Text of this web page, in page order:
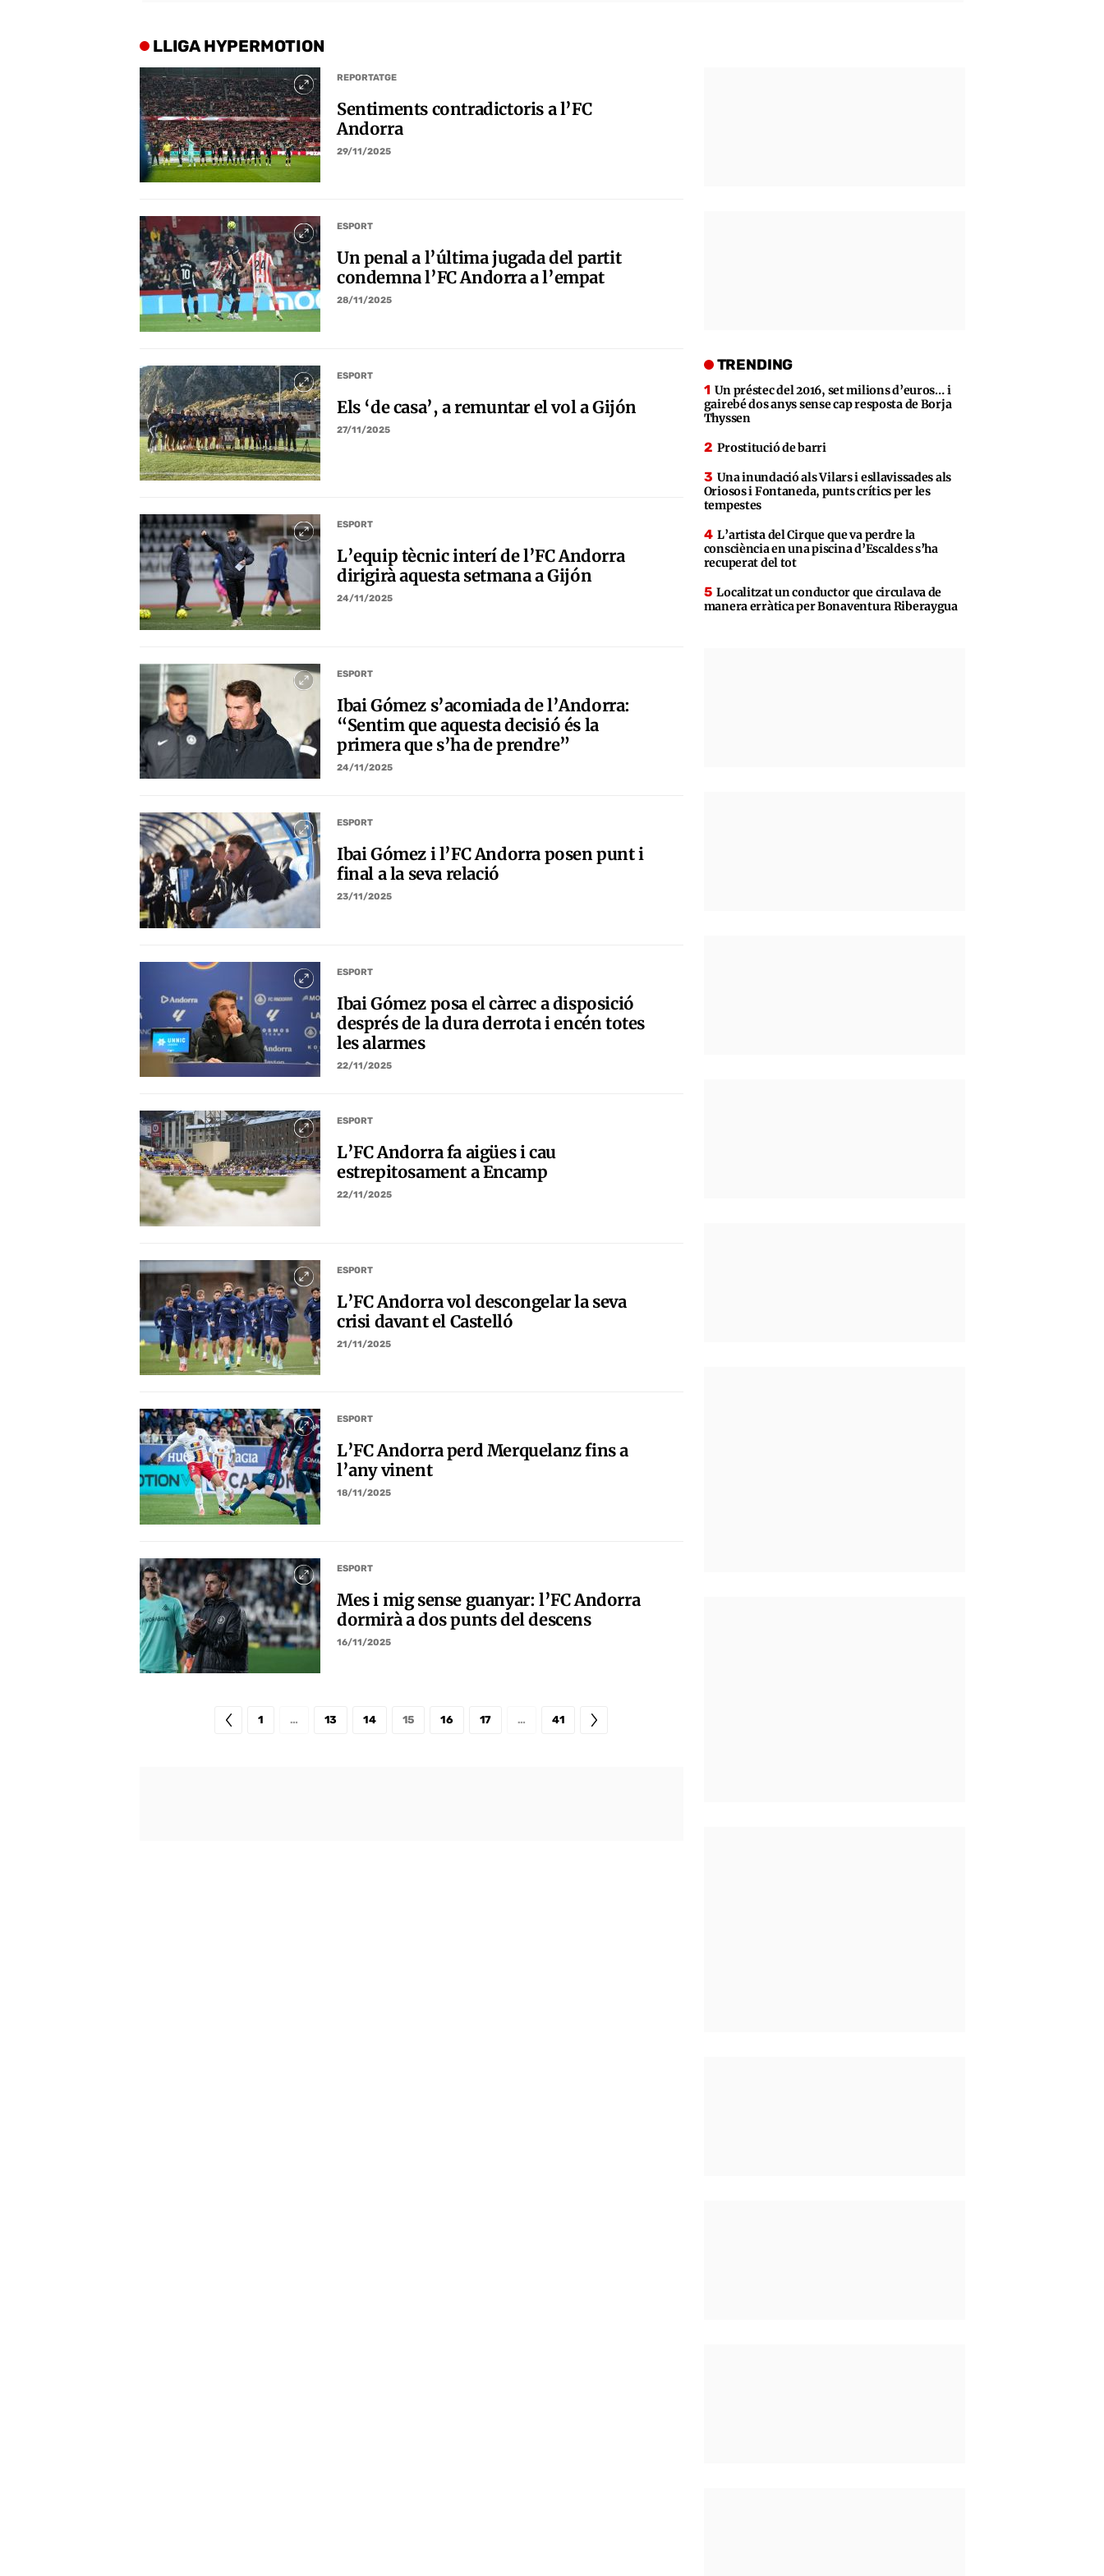
LLIGA HYPERMOTION
REPORTATGE
Sentiments contradictoris a l’FC
Andorra
29/11/2025
ESPORT
Un penal a l’última jugada del partit
condemna l’FC Andorra a l’empat
28/11/2025
ESPORT
Els ‘de casa’, a remuntar el vol a Gijón
27/11/2025
ESPORT
L’equip tècnic interí de l’FC Andorra
dirigirà aquesta setmana a Gijón
24/11/2025
ESPORT
Ibai Gómez s’acomiada de l’Andorra:
“Sentim que aquesta decisió és la
primera que s’ha de prendre”
24/11/2025
ESPORT
Ibai Gómez i l’FC Andorra posen punt i
final a la seva relació
23/11/2025
ESPORT
Ibai Gómez posa el càrrec a disposició
després de la dura derrota i encén totes
les alarmes
22/11/2025
ESPORT
L’FC Andorra fa aigües i cau
estrepitosament a Encamp
22/11/2025
ESPORT
L’FC Andorra vol descongelar la seva
crisi davant el Castelló
21/11/2025
ESPORT
L’FC Andorra perd Merquelanz fins a
l’any vinent
18/11/2025
ESPORT
Mes i mig sense guanyar: l’FC Andorra
dormirà a dos punts del descens
16/11/2025
1 … 13 14 15 16 17 … 41
TRENDING
Un préstec del 2016, set milions d’euros… i
gairebé dos anys sense cap resposta de Borja
Thyssen
Prostitució de barri
Una inundació als Vilars i esllavissades als
Oriosos i Fontaneda, punts crítics per les
tempestes
L’artista del Cirque que va perdre la
consciència en una piscina d’Escaldes s’ha
recuperat del tot
Localitzat un conductor que circulava de
manera erràtica per Bonaventura Riberaygua